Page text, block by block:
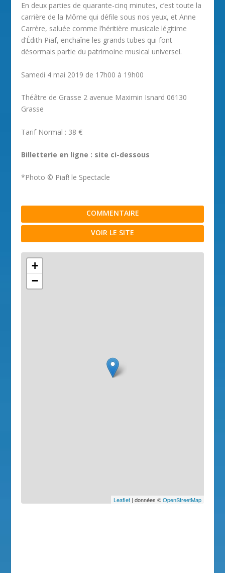
En deux parties de quarante-cinq minutes, c’est toute la
carrière de la Môme qui défile sous nos yeux, et Anne
Carrère, saluée comme l’héritière musicale légitime
d’Édith Piaf, enchaîne les grands tubes qui font
désormais partie du patrimoine musical universel.
Samedi 4 mai 2019 de 17h00 à 19h00
Théâtre de Grasse 2 avenue Maximin Isnard 06130
Grasse
Tarif Normal : 38 €
Billetterie en ligne : site ci-dessous
*Photo © Piaf! le Spectacle
COMMENTAIRE
VOIR LE SITE
+
−
Leaflet| données ©OpenStreetMap